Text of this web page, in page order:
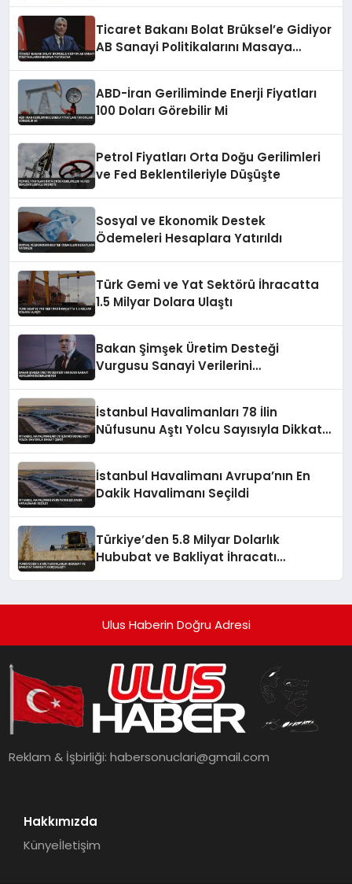
Ticaret Bakanı Bolat Brüksel’e Gidiyor
AB Sanayi Politikalarını Masaya
ABD-İran Geriliminde Enerji Fiyatları
100 Doları Görebilir Mi
Petrol Fiyatları Orta Doğu Gerilimleri
ve Fed Beklentileriyle Düşüşte
Sosyal ve Ekonomik Destek
Ödemeleri Hesaplara Yatırıldı
Türk Gemi ve Yat Sektörü İhracatta
1.5 Milyar Dolara Ulaştı
Bakan Şimşek Üretim Desteği
Vurgusu Sanayi Verilerini
İstanbul Havalimanları 78 İlin
Nüfusunu Aştı Yolcu Sayısıyla Dikkat
İstanbul Havalimanı Avrupa’nın En
Dakik Havalimanı Seçildi
Türkiye’den 5.8 Milyar Dolarlık
Hububat ve Bakliyat İhracatı
Ulus Haberin Doğru Adresi
Reklam & İşbirliği:habersonuclari@gmail.com
Hakkımızda
Künyeİletişim